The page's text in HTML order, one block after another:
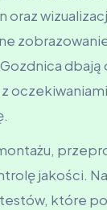
oraz
dbają
jakości.
które